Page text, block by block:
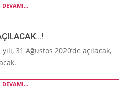
DEVAMI...
31 Ağustos 2020’de açılacak,
DEVAMI...